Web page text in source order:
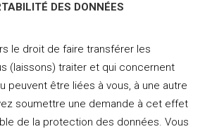
DES DONNÉES
le droit de faire transférer les
(laissons) traiter et qui concernent
peuvent être liées à vous, à une autre
soumettre une demande à cet effet
de la protection des données. Vous